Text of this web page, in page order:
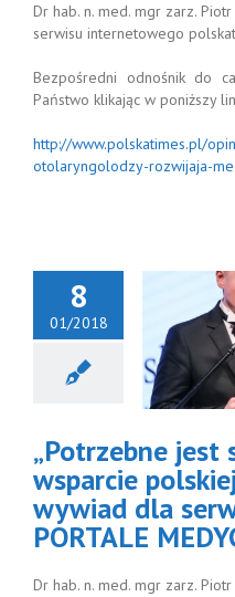
Dr hab. n. med. mgr zarz.
serwisu internetowego
Bezpośredni odnośnik do
Państwo klikając w poniższy
http://www.polskatimes.pl/
otolaryngolodzy-rozwijaja-
8
01/2018
jest
polskiej
„Potrzebne jest
wsparcie
wywiad dla
PORTALE
Dr hab. n. med. mgr zarz.